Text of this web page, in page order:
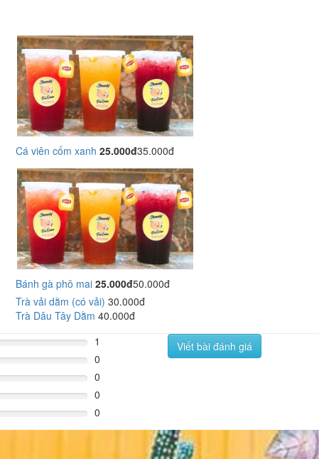
Cá viên cốm xanh 25.000đ35.000đ
Bánh gà phô mai 25.000đ50.000đ
Trà vải dằm (có vải) 30.000đ
Trà Dâu Tây Dằm 40.000đ
1
0
0
0
0
Viết bài đánh giá